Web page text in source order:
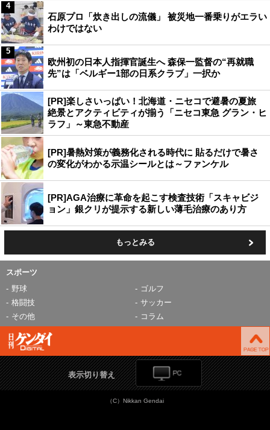
石原プロ「炊き出しの流儀」 被災地一番乗りがエラい
わけではない
4
欧州初の日本人指揮官誕生へ 森保一監督の“再就職
先”は「ベルギー1部の日系クラブ」一択か
5
[PR]楽しさいっぱい！北海道・ニセコで避暑の夏旅
絶景とアクティビティが揃う「ニセコ東急 グラン・ヒ
ラフ」～東急不動産
[PR]暑熱対策が義務化される時代に 貼るだけで暑さ
の変化がわかる示温シールとは～ファンケル
[PR]AGA治療に革命を起こす検査技術「スキャビジ
ョン」銀クリが提示する新しい薄毛治療のあり方
もっとみる
スポーツ
野球
ゴルフ
格闘技
サッカー
その他
コラム
表示切り替え
（C）Nikkan Gendai